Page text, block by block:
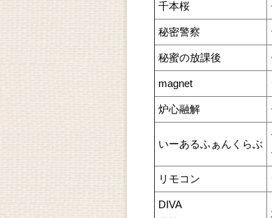
千本桜
秘密警察
秘蜜の放課後
magnet
炉心融解
いーあるふぁんくらぶ
リモコン
DIVA